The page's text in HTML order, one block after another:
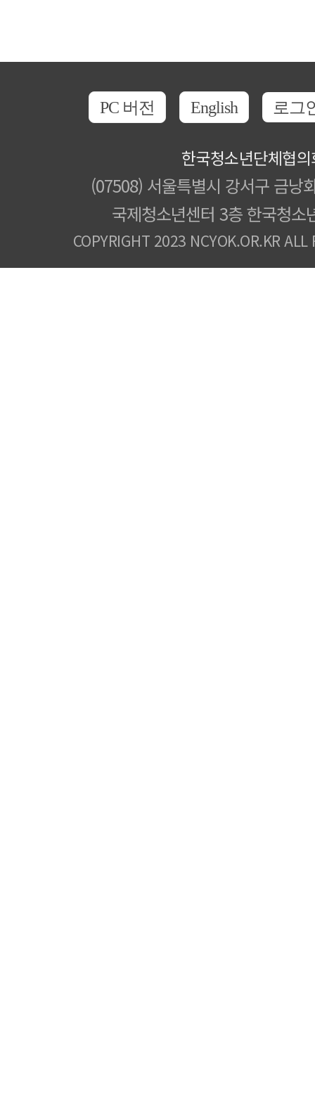
PC 버전 English 로그
한국청소년단체협
(07508) 서울특별시 강서구 금낭
국제청소년센터 3층 한국청소
COPYRIGHT 2023 NCYOK.OR.KR ALL